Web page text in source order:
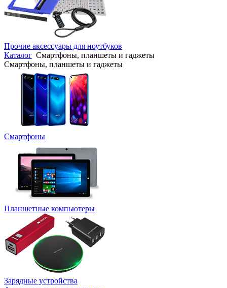
Прочие аксессуары для ноутбуков
Каталог Смартфоны, планшеты и гаджеты
Смартфоны, планшеты и гаджеты
Смартфоны
Планшетные компьютеры
Зарядные устройства